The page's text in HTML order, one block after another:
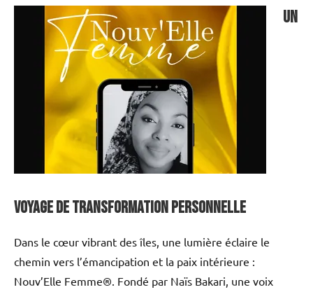
Un
voyage de transformation personnelle
Dans le cœur vibrant des îles, une lumière éclaire le
chemin vers l’émancipation et la paix intérieure :
Nouv’Elle Femme®. Fondé par Naïs Bakari, une voix